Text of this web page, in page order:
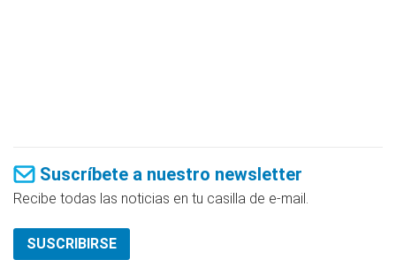
Suscríbete a nuestro newsletter
Recibe todas las noticias en tu casilla de e-mail.
SUSCRIBIRSE